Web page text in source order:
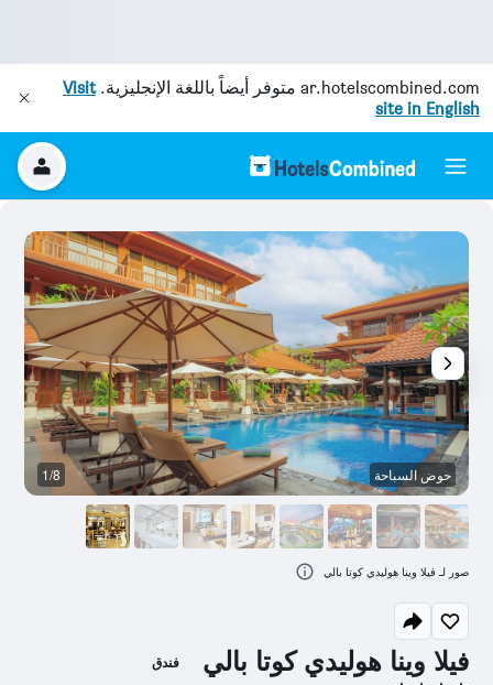
ar.hotelscombined.com متوفر أيضاً باللغة الإنجليزية.Visit
site in English
فيلا وينا هوليدي كوتا بالي فندق
حوض السباحة 1/8
صور لـ فيلا وينا هوليدي كوتا بالي